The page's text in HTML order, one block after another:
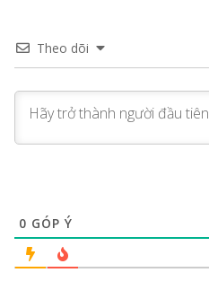
Theo dõi
0 GÓP Ý